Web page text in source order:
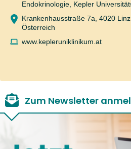
Endokrinologie, Kepler
Krankenhausstraße 7a, 4020
Österreich
www.kepleruniklinikum.at
Zum Newsletter